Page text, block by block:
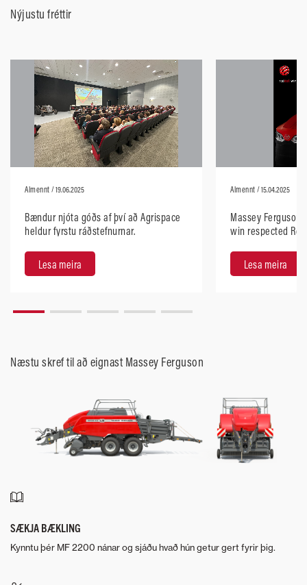
Nýjustu fréttir
Almennt / 19.06.2025
Bændur njóta góðs af því að Agrispace
heldur fyrstu ráðstefnurnar.
Lesa meira
Almennt / 15.04.2025
Massey Ferguson
win respected
Lesa meira
Næstu skref til að eignast Massey Ferguson
SÆKJA BÆKLING
Kynntu þér MF 2200 nánar og sjáðu hvað hún getur gert fyrir þig.